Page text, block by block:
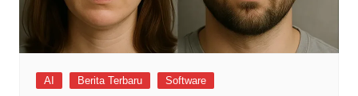
AI Berita Terbaru Software